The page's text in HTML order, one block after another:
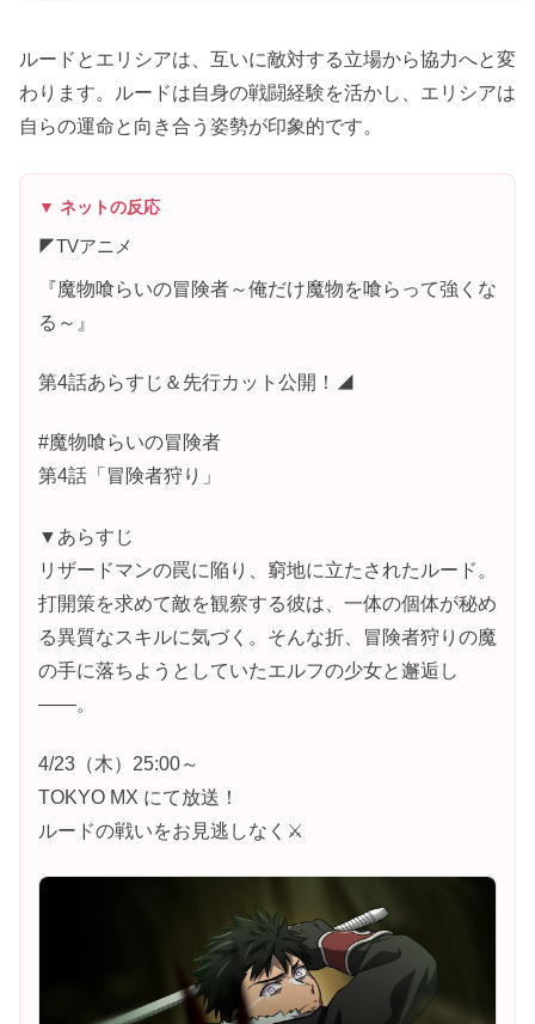
ルードとエリシアは、互いに敵対する立場から協力へと変
わります。ルードは自身の戦闘経験を活かし、エリシアは
自らの運命と向き合う姿勢が印象的です。
▼ ネットの反応
◤TVアニメ
『魔物喰らいの冒険者～俺だけ魔物を喰らって強くな
る～』
第4話あらすじ＆先行カット公開！◢
#魔物喰らいの冒険者
第4話「冒険者狩り」
▼あらすじ
リザードマンの罠に陥り、窮地に立たされたルード。
打開策を求めて敵を観察する彼は、一体の個体が秘め
る異質なスキルに気づく。そんな折、冒険者狩りの魔
の手に落ちようとしていたエルフの少女と邂逅し
――。
4/23（木）25:00～
TOKYO MX にて放送！
ルードの戦いをお見逃しなく⚔